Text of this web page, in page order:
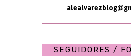
SEGUIDORES /